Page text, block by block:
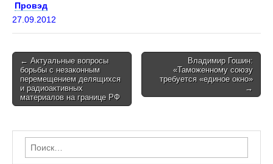
Провэд
27.09.2012
Post
navigation
← Актуальные вопросы
борьбы с незаконным
перемещением делящихся
и радиоактивных
материалов на границе РФ
Владимир Гошин:
«Таможенному союзу
требуется «единое окно»
→
Найти: